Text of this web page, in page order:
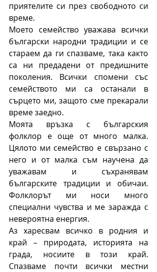
приятелите си през свободното си
време.
Моето семейство уважава всички
български народни традиции и се
стараем да ги спазваме, така както
са ни предадени от предишните
поколения. Всички спомени със
семейството ми са останали в
сърцето ми, защото сме прекарали
време заедно.
Моята връзка с българския
фолклор е още от много малка.
Цялото ми семейство е свързано с
него и от малка съм научена да
уважавам и съхранявам
българските традиции и обичаи.
Фолклорът ми носи много
специални чувства и ме заражда с
невероятна енергия.
Аз харесвам всичко в родния и
край – природата, историята на
града, носиите в този край.
Спазваме почти всички местни